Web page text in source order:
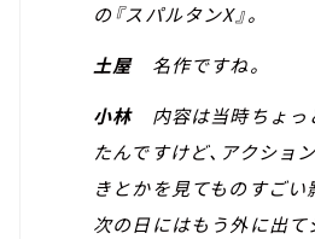
の『スパルタンX』。
土屋名作ですね。
小林 内容は当時ちょ
たんですけど、アクショ
きとかを見てものすごい
次の日にはもう外に出て